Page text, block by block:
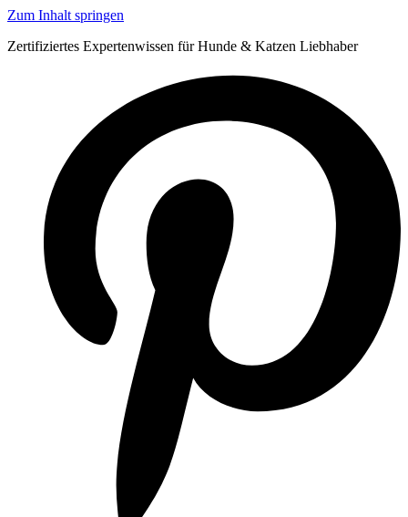
Zum Inhalt springen
Zertifiziertes Expertenwissen für Hunde & Katzen Liebhaber